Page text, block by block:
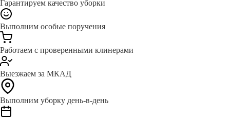
Гарантируем качество уборки
Выполним особые поручения
Работаем с проверенными клинерами
Выезжаем за МКАД
Выполним уборку день-в-день